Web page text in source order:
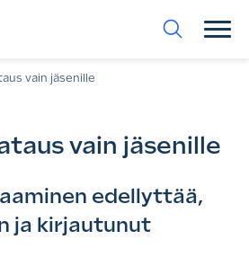
vain jäsenille
vain jäsenille
edellyttää,
ja kirjautunut